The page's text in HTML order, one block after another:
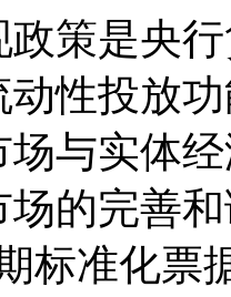
是央行
性投放
场与实体
的完善
标准化票